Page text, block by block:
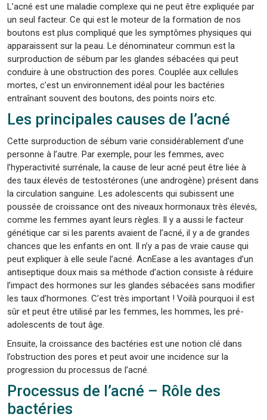
L’acné est une maladie complexe qui ne peut être expliquée par
un seul facteur. Ce qui est le moteur de la formation de nos
boutons est plus compliqué que les symptômes physiques qui
apparaissent sur la peau. Le dénominateur commun est la
surproduction de sébum par les glandes sébacées qui peut
conduire à une obstruction des pores. Couplée aux cellules
mortes, c’est un environnement idéal pour les bactéries
entraînant souvent des boutons, des points noirs etc.
Les principales causes de l’acné
Cette surproduction de sébum varie considérablement d’une
personne à l’autre. Par exemple, pour les femmes, avec
l’hyperactivité surrénale, la cause de leur acné peut être liée à
des taux élevés de testostérones (une androgène) présent dans
la circulation sanguine. Les adolescents qui subissent une
poussée de croissance ont des niveaux hormonaux très élevés,
comme les femmes ayant leurs règles. Il y a aussi le facteur
génétique car si les parents avaient de l’acné, il y a de grandes
chances que les enfants en ont. Il n’y a pas de vraie cause qui
peut expliquer à elle seule l’acné. AcnEase a les avantages d’un
antiseptique doux mais sa méthode d’action consiste à réduire
l’impact des hormones sur les glandes sébacées sans modifier
les taux d’hormones. C’est très important ! Voilà pourquoi il est
sûr et peut être utilisé par les femmes, les hommes, les pré-
adolescents de tout âge.
Ensuite, la croissance des bactéries est une notion clé dans
l’obstruction des pores et peut avoir une incidence sur la
progression du processus de l’acné.
Processus de l’acné – Rôle des
bactéries